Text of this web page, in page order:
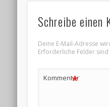
Schreibe einen
Deine E-Mail-Adresse
Erforderliche Felder
Kommentar
*